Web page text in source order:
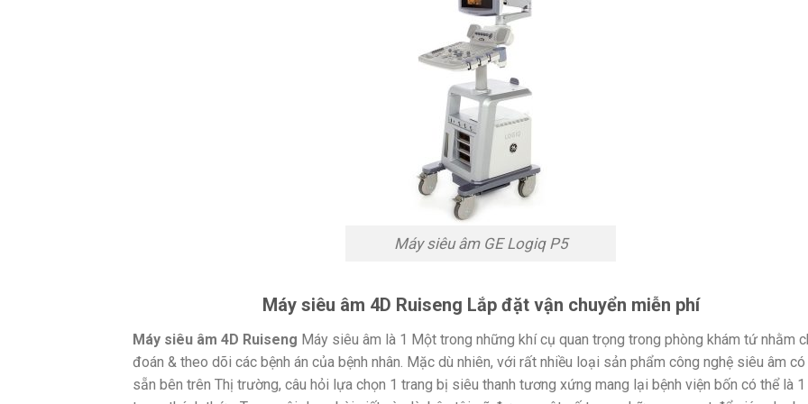
Máy siêu âm GE Logiq P5
Máy siêu âm 4D Ruiseng Lắp đặt vận chuyển miễn phí
Máy siêu âm 4D Ruiseng Máy siêu âm là 1 Một trong những khí cụ quan trọng trong phòng khám tứ nhằm
đoán & theo dõi các bệnh án của bệnh nhân. Mặc dù nhiên, với rất nhiều loại sản phẩm công nghệ siêu âm có
sẵn bên trên Thị trường, câu hỏi lựa chọn 1 trang bị siêu thanh tương xứng mang lại bệnh viện bốn có thể là 1